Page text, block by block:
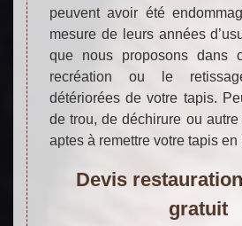
peuvent avoir été
mesure de leurs années
que nous proposons dans
recréation ou le
détériorées de votre tapis.
de trou, de déchirure ou
aptes à remettre votre tapis en
Devis
gratuit